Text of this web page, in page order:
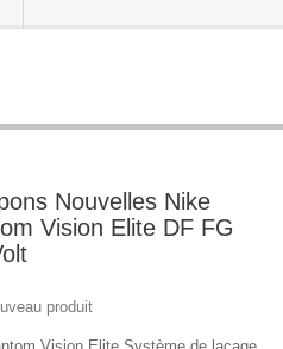
Nouvelles Nike
Vision Elite DF FG
produit